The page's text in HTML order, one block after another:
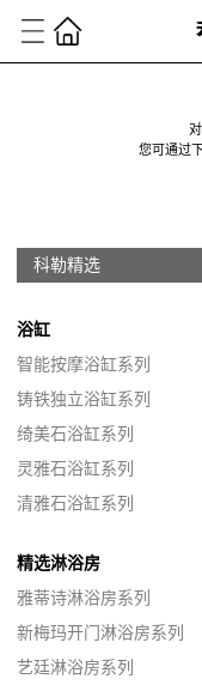
您可通过
科勒精选
浴缸
智能按摩浴缸系列
铸铁独立浴缸系列
绮美石浴缸系列
灵雅石浴缸系列
清雅石浴缸系列
精选淋浴房
雅蒂诗淋浴房系列
新梅玛开门淋浴房系列
艺廷淋浴房系列